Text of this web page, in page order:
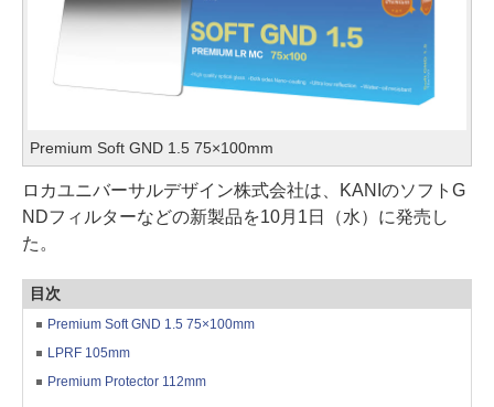
Premium Soft GND 1.5 75×100mm
ロカユニバーサルデザイン株式会社は、KANIのソフトG
NDフィルターなどの新製品を10月1日（水）に発売し
た。
目次
Premium Soft GND 1.5 75×100mm
LPRF 105mm
Premium Protector 112mm